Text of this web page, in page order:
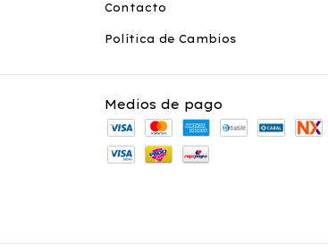
Contacto
Política de Cambios
Medios de pago